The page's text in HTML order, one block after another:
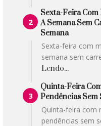
Sexta-Feira
A Semana Sem
Semana
Sexta-feira com
semana sem
Lendo...
Quinta-Feira
Pendências Sem
Quinta-feira com
pendências sem